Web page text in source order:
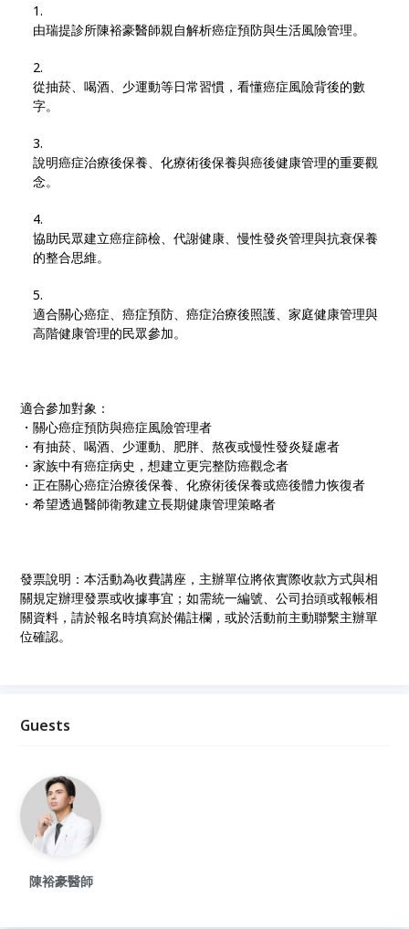
由瑞提診所陳裕豪醫師親自解析癌症預防與生活風險管理。
從抽菸、喝酒、少運動等日常習慣，看懂癌症風險背後的數
字。
說明癌症治療後保養、化療術後保養與癌後健康管理的重要觀
念。
協助民眾建立癌症篩檢、代謝健康、慢性發炎管理與抗衰保養
的整合思維。
適合關心癌症、癌症預防、癌症治療後照護、家庭健康管理與
高階健康管理的民眾參加。
適合參加對象：
・關心癌症預防與癌症風險管理者
・有抽菸、喝酒、少運動、肥胖、熬夜或慢性發炎疑慮者
・家族中有癌症病史，想建立更完整防癌觀念者
・正在關心癌症治療後保養、化療術後保養或癌後體力恢復者
・希望透過醫師衛教建立長期健康管理策略者
發票說明：本活動為收費講座，主辦單位將依實際收款方式與相
關規定辦理發票或收據事宜；如需統一編號、公司抬頭或報帳相
關資料，請於報名時填寫於備註欄，或於活動前主動聯繫主辦單
位確認。
Guests
陳裕豪醫師